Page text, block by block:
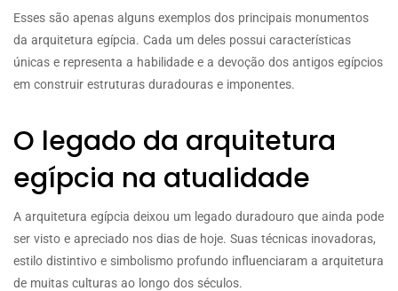
Esses são apenas alguns exemplos dos principais monumentos
da arquitetura egípcia. Cada um deles possui características
únicas e representa a habilidade e a devoção dos antigos egípcios
em construir estruturas duradouras e imponentes.
O legado da arquitetura
egípcia na atualidade
A arquitetura egípcia deixou um legado duradouro que ainda pode
ser visto e apreciado nos dias de hoje. Suas técnicas inovadoras,
estilo distintivo e simbolismo profundo influenciaram a arquitetura
de muitas culturas ao longo dos séculos.